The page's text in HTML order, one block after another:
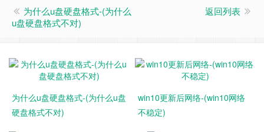
为什么u盘硬盘格式-(为什么
u盘硬盘格式不对)
返回列表
为什么u盘硬盘格式-(为什么u盘
硬盘格式不对)
win10更新后网络-(win10网络
不稳定)